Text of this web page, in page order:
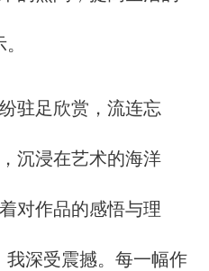
驻足欣赏，流连忘
沉浸在艺术的海洋
对作品的感悟与理
深受震撼。每一幅作